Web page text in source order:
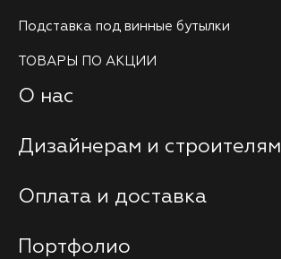
Подставка под винные бутылки
ТОВАРЫ ПО АКЦИИ
О нас
Дизайнерам и строителям
Оплата и доставка
Портфолио